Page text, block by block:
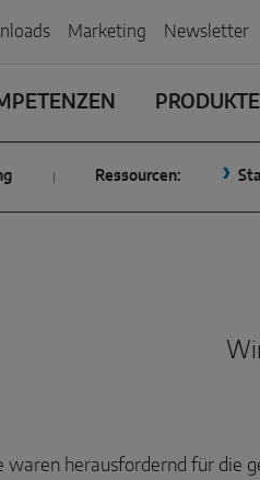
Marketing Newsletter
Ressourcen:
waren herausfordernd für die